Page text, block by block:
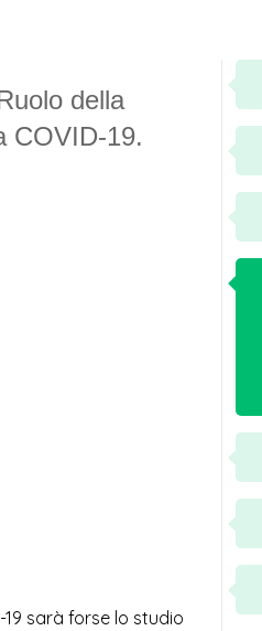
della
COVID-19.
sarà forse lo studio